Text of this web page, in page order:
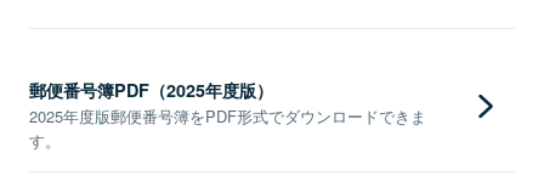
郵便番号簿PDF（2025年度版）
2025年度版郵便番号簿をPDF形式でダウンロードできま
す。